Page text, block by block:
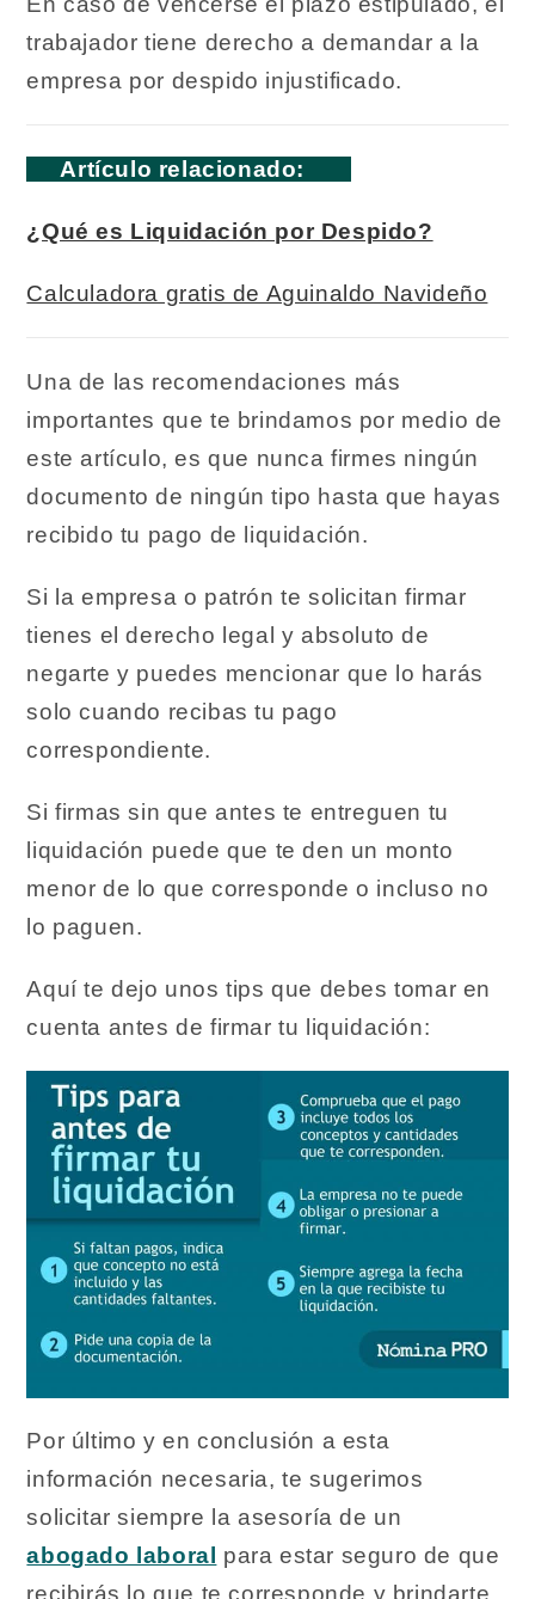
trabajador tiene derecho a demandar a la
empresa por despido injustificado.
Artículo relacionado:
¿Qué es Liquidación por Despido?
Calculadora gratis de Aguinaldo Navideño
Una de las recomendaciones más
importantes que te brindamos por medio de
este artículo, es que nunca firmes ningún
documento de ningún tipo hasta que hayas
recibido tu pago de liquidación.
Si la empresa o patrón te solicitan firmar
tienes el derecho legal y absoluto de
negarte y puedes mencionar que lo harás
solo cuando recibas tu pago
correspondiente.
Si firmas sin que antes te entreguen tu
liquidación puede que te den un monto
menor de lo que corresponde o incluso no
lo paguen.
Aquí te dejo unos tips que debes tomar en
cuenta antes de firmar tu liquidación:
Por último y en conclusión a esta
información necesaria, te sugerimos
solicitar siempre la asesoría de un
abogado laboral para estar seguro de que
recibirás lo que te corresponde y brindarte